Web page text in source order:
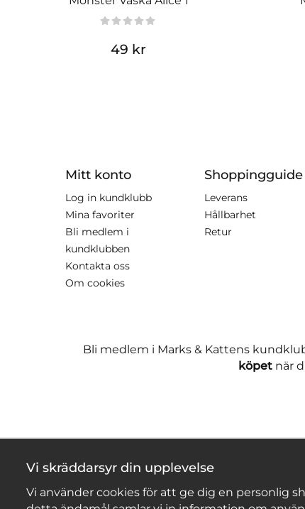
49 kr
Mitt konto
Log in kundklubb
Mina favoriter
Bli medlem i
kundklubben
Kontakta oss
Om cookies
Shoppingguide
Leverans
Hållbarhet
Retur
Bli medlem i Marks & Kattens
köpetnär
Vi skräddarsyr din upplevelse
Vi använder cookies för att ge dig en personlig